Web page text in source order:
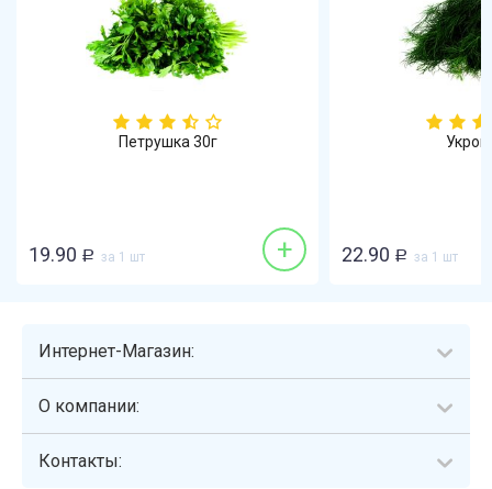
Петрушка 30г
19.90 Р за 1 шт +
Укроп
22.90 Р за 1 шт
Интернет-Магазин:
О компании:
Контакты: